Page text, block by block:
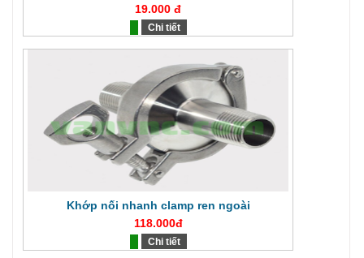
19.000 đ
Chi tiết
Khớp nối nhanh clamp ren ngoài
118.000đ
Chi tiết